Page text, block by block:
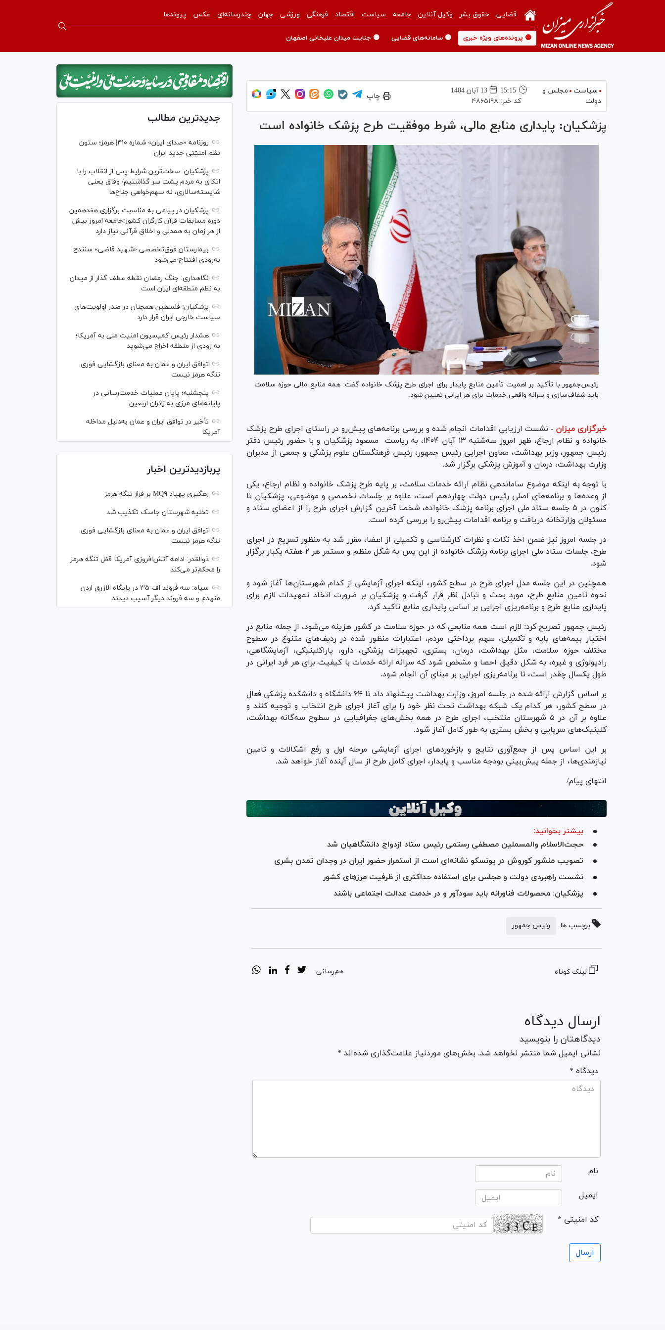
قضایی حقوق بشر وکیل آنلاین جامعه سیاست اقتصاد فرهنگی ورزشی جهان چندرسانه‌ای عکس پیوندها
🟡 پرونده‌های ویژه خبری 🟡 سامانه‌های قضایی 🟡 جنایت میدان علیخانی اصفهان
سیاست
مجلس و
دولت
15:15
13 آبان 1404
کد خبر: ۴۸۶۵۱۹۸
چاپ
پزشکیان: پایداری منابع مالی، شرط موفقیت طرح پزشک خانواده است
رئیس‌جمهور با تأکید بر اهمیت تأمین منابع پایدار برای اجرای طرح پزشک خانواده گفت: همه منابع مالی حوزه سلامت
باید شفاف‌سازی و سرانه واقعی خدمات برای هر ایرانی تعیین شود.
خبرگزاری میزان - نشست ارزیابی اقدامات انجام شده و بررسی برنامه‌های پیش‌رو در راستای اجرای طرح پزشک
خانواده و نظام ارجاع، ظهر امروز سه‌شنبه ۱۳ آبان ۱۴۰۴، به ریاست مسعود پزشکیان و با حضور رئیس دفتر
رئیس جمهور، وزیر بهداشت، معاون اجرایی رئیس جمهور، رئیس فرهنگستان علوم پزشکی و جمعی از مدیران
وزارت بهداشت، درمان و آموزش پزشکی برگزار شد.
با توجه به اینکه موضوع ساماندهی نظام ارائه خدمات سلامت، بر پایه طرح پزشک خانواده و نظام ارجاع، یکی
از وعده‌ها و برنامه‌های اصلی رئیس دولت چهاردهم است، علاوه بر جلسات تخصصی و موضوعی، پزشکیان تا
کنون در ۵ جلسه ستاد ملی اجرای برنامه پزشک خانواده، شخصا آخرین گزارش اجرای طرح را از اعضای ستاد و
مسئولان وزارتخانه دریافت و برنامه اقدامات پیش‌رو را بررسی کرده است.
در جلسه امروز نیز ضمن اخذ نکات و نظرات کارشناسی و تکمیلی از اعضا، مقرر شد به منظور تسریع در اجرای
طرح، جلسات ستاد ملی اجرای برنامه پزشک خانواده از این پس به شکل منظم و مستمر هر ۲ هفته یکبار برگزار
شود.
همچنین در این جلسه مدل اجرای طرح در سطح کشور، اینکه اجرای آزمایشی از کدام شهرستان‌ها آغاز شود و
نحوه تامین منابع طرح، مورد بحث و تبادل نظر قرار گرفت و پزشکیان بر ضرورت اتخاذ تمهیدات لازم برای
پایداری منابع طرح و برنامه‌ریزی اجرایی بر اساس پایداری منابع تاکید کرد.
رئیس جمهور تصریح کرد: لازم است همه منابعی که در حوزه سلامت در کشور هزینه می‌شود، از جمله منابع در
اختیار بیمه‌های پایه و تکمیلی، سهم پرداختی مردم، اعتبارات منظور شده در ردیف‌های متنوع در سطوح
مختلف حوزه سلامت، مثل بهداشت، درمان، بستری، تجهیزات پزشکی، دارو، پاراکلینیکی، آزمایشگاهی،
رادیولوژی و غیره، به شکل دقیق احصا و مشخص شود که سرانه ارائه خدمات با کیفیت برای هر فرد ایرانی در
طول یکسال چقدر است، تا برنامه‌ریزی اجرایی بر مبنای آن انجام شود.
بر اساس گزارش ارائه شده در جلسه امروز، وزارت بهداشت پیشنهاد داد تا ۶۴ دانشگاه و دانشکده پزشکی فعال
در سطح کشور، هر کدام یک شبکه بهداشت تحت نظر خود را برای آغاز اجرای طرح انتخاب و توجیه کنند و
علاوه بر آن در ۵ شهرستان منتخب، اجرای طرح در همه بخش‌های جغرافیایی در سطوح سه‌گانه بهداشت،
کلینیک‌های سرپایی و بخش بستری به طور کامل آغاز شود.
بر این اساس پس از جمع‌آوری نتایج و بازخورد‌های اجرای آزمایشی مرحله اول و رفع اشکالات و تامین
نیازمندی‌ها، از جمله پیش‌بینی بودجه مناسب و پایدار، اجرای کامل طرح از سال آینده آغاز خواهد شد.
انتهای پیام/
بیشتر بخوانید:
حجت‌الاسلام والمسملین مصطفی رستمی رئیس ستاد ازدواج دانشگاهیان شد
تصویب منشور کوروش در یونسکو نشانه‌ای است از استمرار حضور ایران در وجدان تمدن بشری
نشست راهبردی دولت و مجلس برای استفاده حداکثری از ظرفیت مرز‌های کشور
پزشکیان: محصولات فناورانه باید سودآور و در خدمت عدالت اجتماعی باشند
برچسب ها: رئیس جمهور
لینک کوتاه هم‌رسانی:
ارسال دیدگاه
دیدگاهتان را بنویسید
نشانی ایمیل شما منتشر نخواهد شد. بخش‌های موردنیاز علامت‌گذاری شده‌اند *
* دیدگاه
نام
ایمیل
* کد امنیتی
جدیدترین مطالب
روزنامه «صدای ایران» شماره ۴۱۰| هرمز؛ ستون
نظم امنیّتی جدید ایران
پزشکیان: سخت‌ترین شرایط پس از انقلاب را با
اتکای به مردم پشت سر گذاشتیم/ وفاق یعنی
شایسته‌سالاری، نه سهم‌خواهی جناح‌ها
پزشکیان در پیامی به مناسبت برگزاری هفدهمین
دوره مسابقات قرآن کارگران کشور:جامعه امروز بیش
از هر زمان به همدلی و اخلاق قرآنی نیاز دارد
بیمارستان فوق‌تخصصی «شهید قاضی» سنندج
به‌زودی افتتاح می‌شود
نگاهداری: جنگ رمضان نقطه عطف گذار از میدان
به نظم منطقه‌ای ایران است
پزشکیان: فلسطین همچنان در صدر اولویت‌های
سیاست خارجی ایران قرار دارد
هشدار رئیس کمیسیون امنیت ملی به آمریکا؛
به زودی از منطقه اخراج می‌شوید
توافق ایران و عمان به معنای بازگشایی فوری
تنگه هرمز نیست
پنجشنبه؛ پایان ﻋﻤﻠﯿﺎﺕ ﺧﺪﻣﺖ‌ﺭﺳﺎﻧﯽ در
پایانه‌های مرزی ﺑﻪ ﺯﺍﺋﺮان ﺍﺭﺑﻌﯿﻦ
تأخیر در توافق ایران و عمان به‌دلیل مداخله
آمریکا
پربازدیدترین اخبار
رهگیری پهپاد MQ۹ بر فراز تنگه هرمز
تخلیه شهرستان جاسک تکذیب شد
توافق ایران و عمان به معنای بازگشایی فوری
تنگه هرمز نیست
ذوالقدر: ادامه آتش‌افروزی آمریکا قفل تنگه هرمز
را محکم‌تر می‌کند
سپاه: سه فروند اف-۳۵ در پایگاه الازرق اردن
منهدم و سه فروند دیگر آسیب دیدند